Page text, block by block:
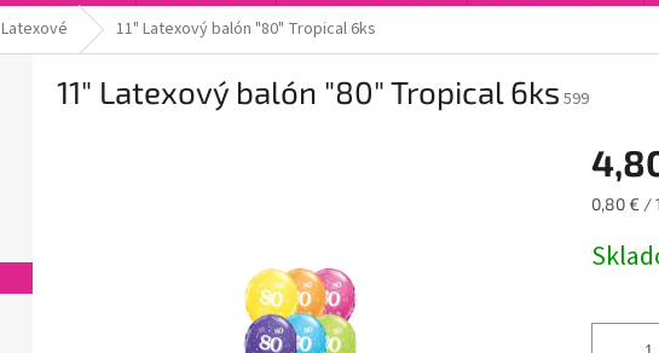
Latexové 11" Latexový balón "80" Tropical 6ks
11" Latexový balón "80" Tropical 6ks 599
0,80 € /